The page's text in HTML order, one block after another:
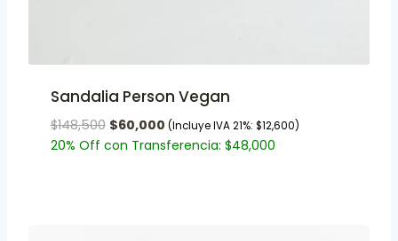
Sandalia Person Vegan
$148,500 $60,000 (Incluye IVA 21%: $12,600)
20% Off con Transferencia: $48,000